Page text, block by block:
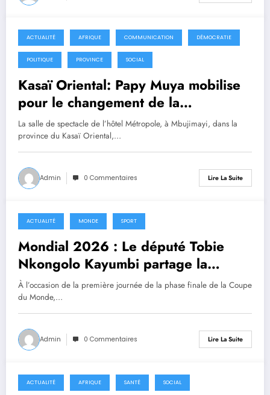
30 juin 2026
ACTUALITÉ AFRIQUE COMMUNICATION DÉMOCRATIE
POLITIQUE PROVINCE SOCIAL
Kasaï Oriental: Papy Muya mobilise
pour le changement de la
Constitution
La salle de spectacle de l’hôtel Métropole, à Mbujimayi, dans la
province du Kasaï Oriental,…
Admin 0 Commentaires Lire La Suite
18 juin 2026
ACTUALITÉ MONDE SPORT
Mondial 2026 : Le député Tobie
Nkongolo Kayumbi partage la
ferveur de Mbujimayi après le nul
historique face au Portugal
À l’occasion de la première journée de la phase finale de la Coupe
du Monde,…
Admin 0 Commentaires Lire La Suite
27 mai 2026
ACTUALITÉ AFRIQUE SANTÉ SOCIAL